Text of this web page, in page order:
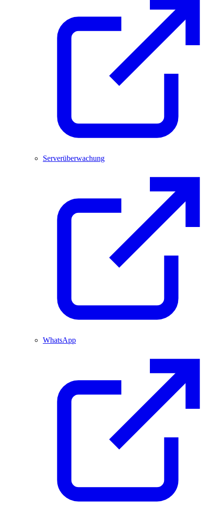
Serverüberwachung
WhatsApp